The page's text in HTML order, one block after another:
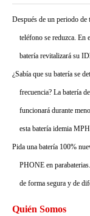
Después de un periodo de
teléfono se reduzca. En
batería revitalizará su
¿Sabía que su batería se
frecuencia? La batería
funcionará durante
esta batería idemia
Pida una batería 100%
PHONE en
de forma segura y de
Quién Somos